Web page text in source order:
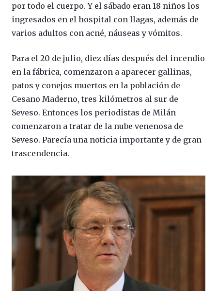
por todo el cuerpo. Y el sábado eran 18 niños los
ingresados en el hospital con llagas, además de
varios adultos con acné, náuseas y vómitos.
Para el 20 de julio, diez días después del incendio
en la fábrica, comenzaron a aparecer gallinas,
patos y conejos muertos en la población de
Cesano Maderno, tres kilómetros al sur de
Seveso. Entonces los periodistas de Milán
comenzaron a tratar de la nube venenosa de
Seveso. Parecía una noticia importante y de gran
trascendencia.